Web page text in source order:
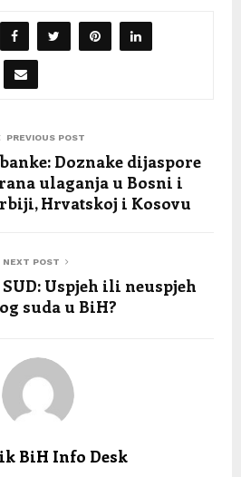
PREVIOUS POST
Doznake dijaspore
ulaganja u Bosni i
Hrvatskoj i Kosovu
NEXT POST
SUD: Uspjeh ili neuspjeh
suda u BiH?
BiH Info Desk